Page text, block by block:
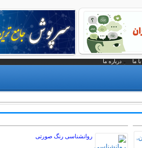
ما درباره ما
روانشناسی رنگ صورتی